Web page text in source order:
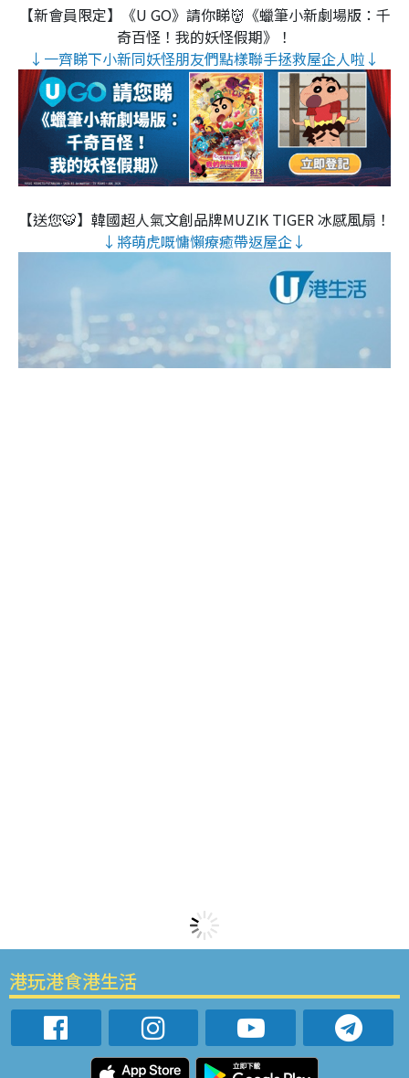
【新會員限定】《U GO》請你睇👹《蠟筆小新劇場版：千
奇百怪！我的妖怪假期》！
↓一齊睇下小新同妖怪朋友們點樣聯手拯救屋企人啦↓
【送您🐯】韓國超人氣文創品牌MUZIK TIGER 冰感風扇！
↓將萌虎嘅慵懶療癒帶返屋企↓
港玩港食港生活